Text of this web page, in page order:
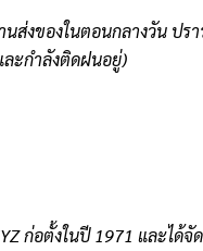
ส่งของในตอนกลางวัน ป
ะกำลังติดฝนอยู่)
ก่อตั้งในปี 1971 และไ